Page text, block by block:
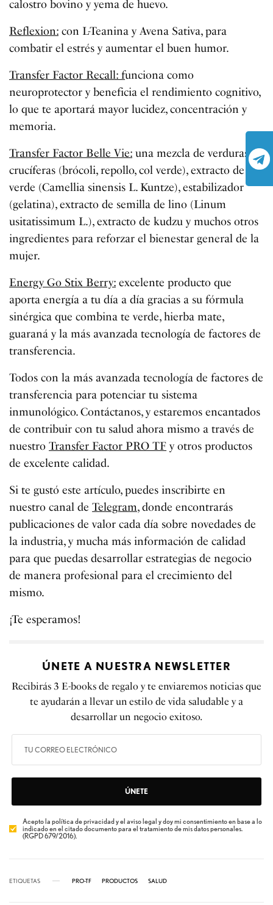
calostro bovino y yema de huevo.
Reflexion: con L-Teanina y Avena Sativa, para
combatir el estrés y aumentar el buen humor.
Transfer Factor Recall: funciona como
neuroprotector y beneficia el rendimiento cognitivo,
lo que te aportará mayor lucidez, concentración y
memoria.
Transfer Factor Belle Vie: una mezcla de verduras
crucíferas (brócoli, repollo, col verde), extracto de té
verde (Camellia sinensis L. Kuntze), estabilizador
(gelatina), extracto de semilla de lino (Linum
usitatissimum L.), extracto de kudzu y muchos otros
ingredientes para reforzar el bienestar general de la
mujer.
Energy Go Stix Berry: excelente producto que
aporta energía a tu día a día gracias a su fórmula
sinérgica que combina te verde, hierba mate,
guaraná y la más avanzada tecnología de factores de
transferencia.
Todos con la más avanzada tecnología de factores de
transferencia para potenciar tu sistema
inmunológico. Contáctanos, y estaremos encantados
de contribuir con tu salud ahora mismo a través de
nuestroTransfer Factor PRO TF y otros productos
de excelente calidad.
Si te gustó este artículo, puedes inscribirte en
nuestro canal deTelegram, donde encontrarás
publicaciones de valor cada día sobre novedades de
la industria, y mucha más información de calidad
para que puedas desarrollar estrategias de negocio
de manera profesional para el crecimiento del
mismo.
¡Te esperamos!
ÚNETE A NUESTRA NEWSLETTER
Recibirás 3 E-books de regalo y te enviaremos noticias que
te ayudarán a llevar un estilo de vida saludable y a
desarrollar un negocio exitoso.
ÚNETE
Acepto la política de privacidad y el aviso legal y doy mi consentimiento en base a lo
indicado en el citado documento para el tratamiento de mis datos personales.
(RGPD 679/2016).
ETIQUETAS PRO-TF PRODUCTOS SALUD